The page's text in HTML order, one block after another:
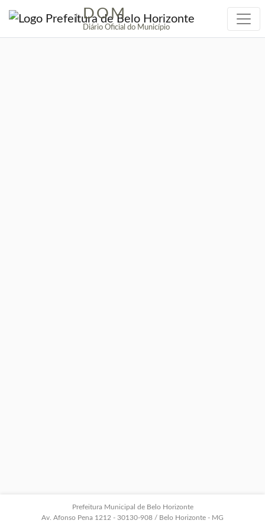
| DOM
Diário Oficial do Município
Prefeitura Municipal de Belo Horizonte
Av. Afonso Pena 1212 - 30130-908 / Belo Horizonte - MG